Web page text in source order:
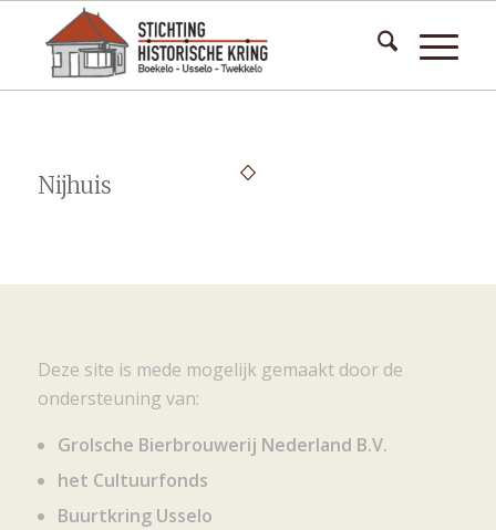
Nijhuis
Deze site is mede mogelijk gemaakt door de
ondersteuning van:
Grolsche Bierbrouwerij Nederland B.V.
het Cultuurfonds
Buurtkring Usselo